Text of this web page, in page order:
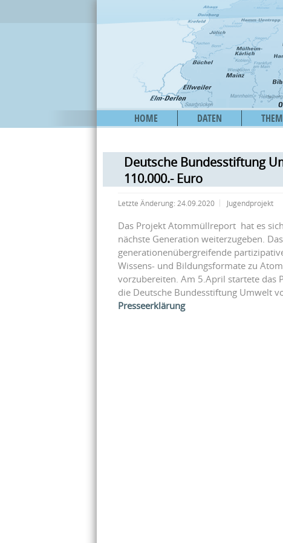
HOME DATEN
Deutsche Bundesstiftung
110.000.- Euro
Letzte Änderung: 24.09.2020 Jugendprojekt
Das Projekt Atommüllreport hat es
nächste Generation weiterzugeben.
generationenübergreifende
Wissens- und Bildungsformate zu
vorzubereiten. Am 5.April startete das
die Deutsche Bundesstiftung Umwelt
Presseerklärung